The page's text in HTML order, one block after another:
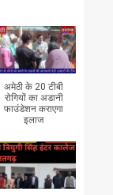
अमेठी के 20 टीबी
रोगियों का अडानी
फाउंडेशन कराएगा
इलाज